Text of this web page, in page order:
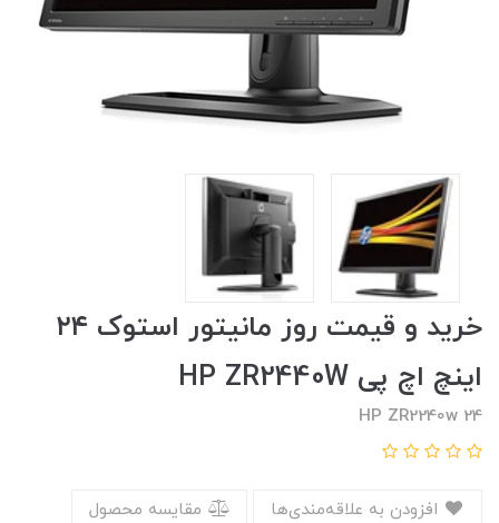
خرید و قیمت روز مانیتور استوک ۲۴
اینچ اچ پی HP ZR2440W
HP ZR2240w 24
مقایسه محصول